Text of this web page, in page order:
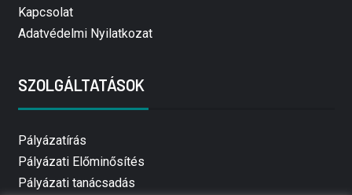
Kapcsolat
Adatvédelmi Nyilatkozat
SZOLGÁLTATÁSOK
Pályázatírás
Pályázati Előminősítés
Pályázati tanácsadás